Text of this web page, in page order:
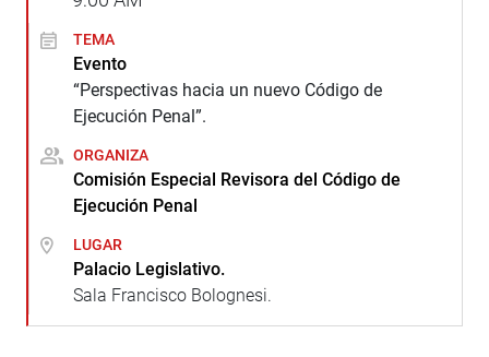
TEMA
Evento
“Perspectivas hacia un nuevo Código de
Ejecución Penal”.
ORGANIZA
Comisión Especial Revisora del Código de
Ejecución Penal
LUGAR
Palacio Legislativo.
Sala Francisco Bolognesi.